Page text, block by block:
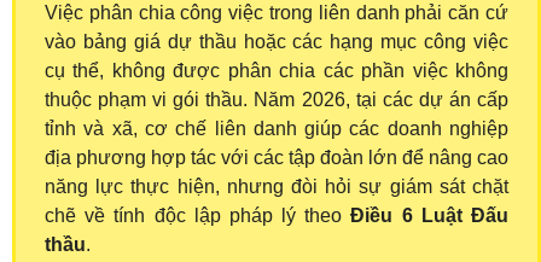
Việc phân chia công việc trong liên danh phải căn cứ
vào bảng giá dự thầu hoặc các hạng mục công việc
cụ thể, không được phân chia các phần việc không
thuộc phạm vi gói thầu. Năm 2026, tại các dự án cấp
tỉnh và xã, cơ chế liên danh giúp các doanh nghiệp
địa phương hợp tác với các tập đoàn lớn để nâng cao
năng lực thực hiện, nhưng đòi hỏi sự giám sát chặt
chẽ về tính độc lập pháp lý theoĐiều 6 Luật Đấu
thầu.